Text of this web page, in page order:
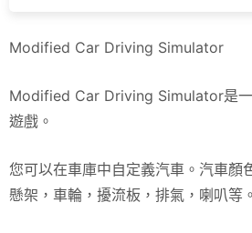
Modified Car Driving Simulator
Modified Car Driving Simulator是
遊戲。
您可以在車庫中自定義汽車。汽車顏
懸架，車輪，擾流板，排氣，喇叭等。